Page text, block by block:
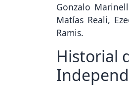
Gonzalo
Matías Reali,
Ramis.
Historial